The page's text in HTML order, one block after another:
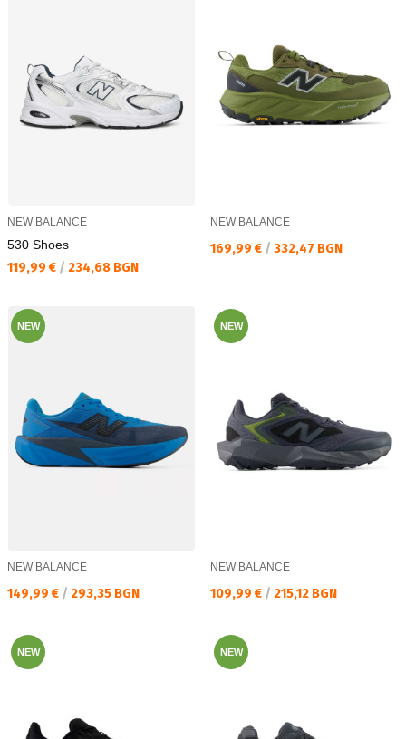
NEW BALANCE
530 Shoes
Текуща цена:
119,99 € / 234,68 BGN
NEW BALANCE
Текуща цена:
169,99 € / 332,47 BGN
NEW
NEW BALANCE
Текуща цена:
149,99 € / 293,35 BGN
NEW
NEW BALANCE
Текуща цена:
109,99 € / 215,12 BGN
NEW NEW